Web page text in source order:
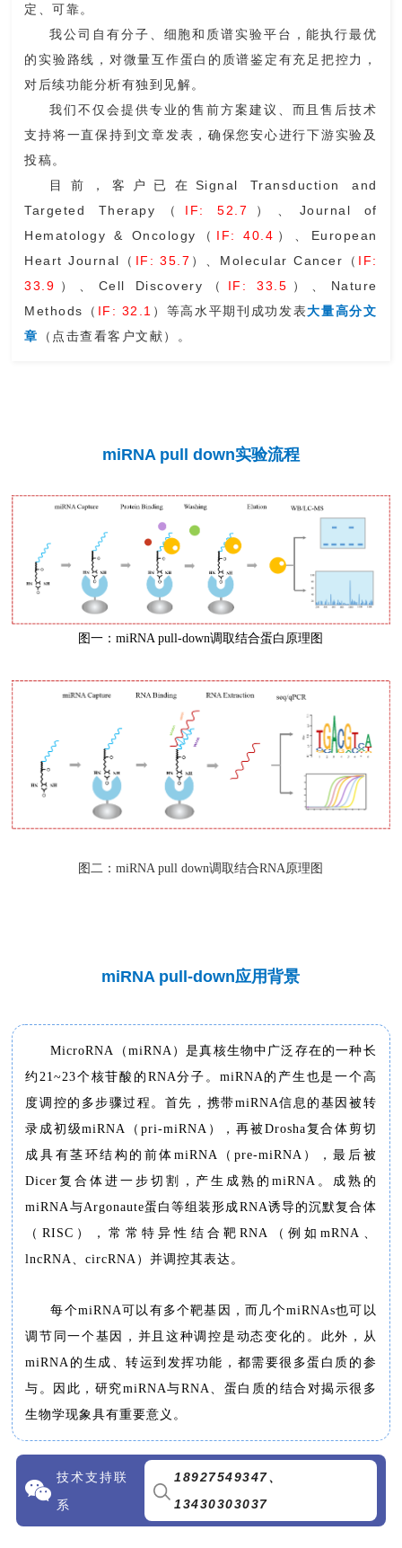
定、可靠。
我公司自有分子、细胞和质谱实验平台，能执行最优
的实验路线，对微量互作蛋白的质谱鉴定有充足把控力，
对后续功能分析有独到见解。
我们不仅会提供专业的售前方案建议、而且售后技术
支持将一直保持到文章发表，确保您安心进行下游实验及
投稿。
目前，客户已在 Signal Transduction and
Targeted Therapy （ IF: 52.7 ）
、Journal of
Hematology & Oncology
（ IF: 40.4 ）
、European
Heart Journal
（ IF: 35.7 ） 、Molecular Cancer （ IF:
33.9 ）、Cell Discovery （ IF: 33.5 ）
、Nature
Methods
（ IF: 32.1 ） 等高水平期刊成功发表大量高分文
章
（点击查看客户文献）。
miRNA pull down实验流程
图一：miRNA pull-down调取结合蛋白原理图
图二：miRNA pull down调取结合RNA原理图
miRNA pull-down应用背景
MicroRNA（miRNA）是真核生物中广泛存在的一种长
约21~23个核苷酸的RNA分子。miRNA的产生也是一个高
度调控的多步骤过程。首先，携带miRNA信息的基因被转
录成初级miRNA（pri-miRNA），再被Drosha复合体剪切
成具有茎环结构的前体miRNA（pre-miRNA），最后被
Dicer复合体进一步切割，产生成熟的miRNA。成熟的
miRNA与Argonaute蛋白等组装形成RNA诱导的沉默复合体
（RISC），常常特异性结合靶RNA（例如mRNA、
lncRNA、circRNA）并调控其表达。
每个miRNA可以有多个靶基因，而几个miRNAs也可以
调节同一个基因，并且这种调控是动态变化的。此外，从
miRNA的生成、转运到发挥功能，都需要很多蛋白质的参
与。因此，研究miRNA与RNA、蛋白质的结合对揭示很多
生物学现象具有重要意义。
技术支持联
系
18927549347、
13430303037